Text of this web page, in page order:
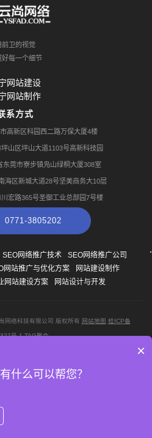
前卫的视觉
好每一个细节
网站建设
网站制作
系方式
高新区科园西二路万保大厦4楼
山区坪山大道1103号高新科技园
东莞市寮步镇凫山绿桐大厦308室
海区新城大道28号坚美商务大10层
川宏路365号圣御工业总部园7号楼
0771-3805202
SEO网络推广技术
SEO网络推广公司
网站推广与优化方案
网站建设制作
网站建设方案 网站设计与开发
网络科技有限公司 版权所有 网站地图 桂ICP备
号-1 TAG聚合
×
什么可以帮您？